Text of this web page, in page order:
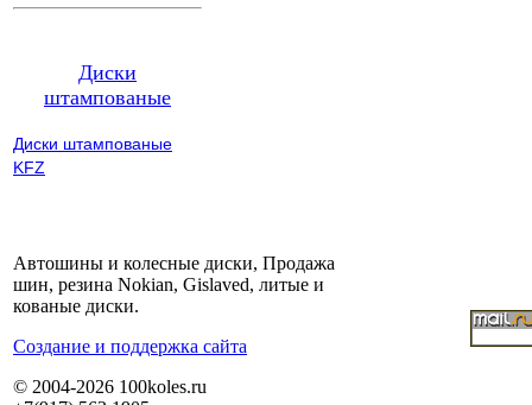
Диски
штампованые
Диски штампованые
KFZ
Автошины и колесные диски, Продажа
шин, резина Nokian, Gislaved, литые и
кованые диски.
Cоздание и поддержка сайта
© 2004-2026 100koles.ru